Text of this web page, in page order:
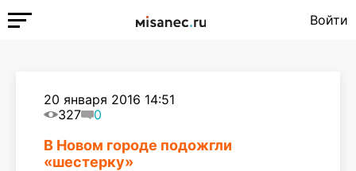
Войти
20 января 2016 14:51
327
0
В Новом городе подожгли
«шестерку»